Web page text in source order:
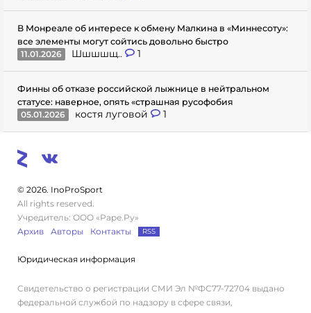
В Монреале об интересе к обмену Малкина в «Миннесоту»:
все элементы могут сойтись довольно быстро
11.01.2026
Шшшшщ.. 1
Финны об отказе российской лыжнице в нейтральном
статусе: наверное, опять «страшная русофобия
05.01.2026
костя луговой 1
© 2026. InoProSport
All rights reserved.
Учредитель: ООО «Раре.Ру»
Архив
Авторы Контакты RSS
Юридическая информация
Свидетельство о регистрации СМИ Эл №ФС77-72704 выдано
федеральной службой по надзору в сфере связи,